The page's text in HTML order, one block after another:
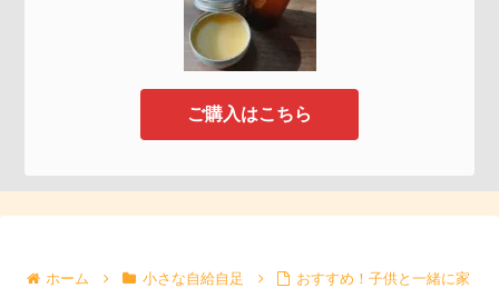
ご購入はこちら
ホーム 小さな自給自足
おすすめ！子供と一緒に家